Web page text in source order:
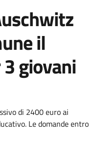
il
giovani
di 2400 euro ai
Le domande entro